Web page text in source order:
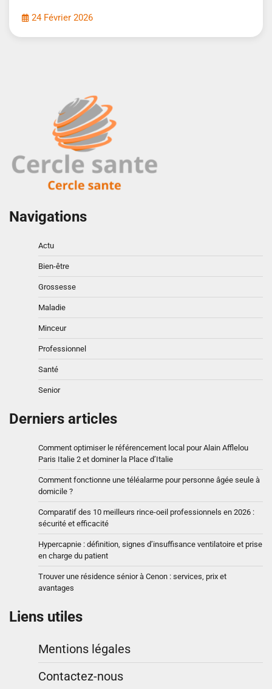
24 Février 2026
Navigations
Actu
Bien-être
Grossesse
Maladie
Minceur
Professionnel
Santé
Senior
Derniers articles
Comment optimiser le référencement local pour Alain Afflelou
Paris Italie 2 et dominer la Place d’Italie
Comment fonctionne une téléalarme pour personne âgée seule à
domicile ?
Comparatif des 10 meilleurs rince-oeil professionnels en 2026 :
sécurité et efficacité
Hypercapnie : définition, signes d’insuffisance ventilatoire et prise
en charge du patient
Trouver une résidence sénior à Cenon : services, prix et
avantages
Liens utiles
Mentions légales
Contactez-nous